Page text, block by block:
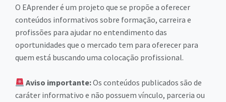
O EAprender é um projeto que se propõe a oferecer
conteúdos informativos sobre formação, carreira e
profissões para ajudar no entendimento das
oportunidades que o mercado tem para oferecer para
quem está buscando uma colocação profissional.
Aviso importante:Os conteúdos publicados são de
caráter informativo e não possuem vínculo, parceria ou